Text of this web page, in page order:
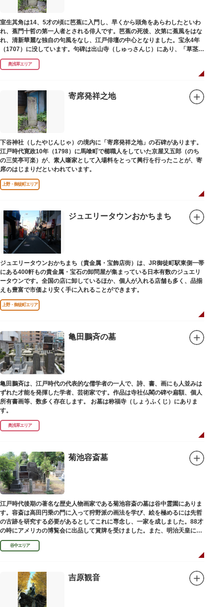
室生其角は14、5才の頃に芭蕉に入門し、早くから頭角をあらわしたといわ
れ、蕉門十哲の第一人者とされる俳人です。芭蕉の死後、次第に蕉風をはな
れ、清新華麗な独自の句風をなし、江戸俳壇の中心となりました。宝永4年
（1707）に没しています。句碑は出山寺（しゅっさんじ）にあり、「草茎を
つつむ葉もなき 雲間哉」と刻まれています。
奥浅草エリア
寄席発祥之地
下谷神社（したやじんじゃ）の境内に「寄席発祥之地」の石碑があります。
江戸時代寛政10年（1798）に馬喰町で櫛職人をしていた京屋又五郎（のち
の三笑亭可楽）が、素人噺家として入場料をとって興行を行ったことが、寄
席のはじまりだといわれています。
上野・御徒町エリア
ジュエリータウンおかちまち
ジュエリータウンおかちまち（貴金属・宝飾店街）は、JR御徒町駅東側一帯
にある400軒もの貴金属・宝石の卸問屋が集まっている日本有数のジュエリ
ータウンです。全国の店に卸しているほか、個人が入れる店舗も多く、品揃
えも豊富で市価より安く手に入れることができます。
上野・御徒町エリア
亀田鵬斉の墓
亀田鵬斉は、江戸時代の代表的な儒学者の一人で、詩、書、画にも人並みは
ずれた才能を発揮した学者、芸術家です。作品は寺社仏閣の碑や扁額、個人
所有書画等、数多く存在します。 お墓は称福寺（しょうふくじ）にありま
す。
奥浅草エリア
菊池容斎墓
江戸時代後期の著名な歴史人物画家である菊池容斎の墓は谷中霊園にありま
す。容斎は高田円乗の門に入って狩野派の画法を学び、絵を極めるには先哲
の古跡を研究する必要があるとしてこれに専念し、一家を成しました。88才
の時にアメリカの博覧会に出品して賞牌を受けました。また、明治天皇に
「日本画史」の称を賜りました。
谷中エリア
吉原観音